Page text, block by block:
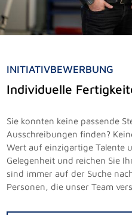
INITIATIVBEWERBUNG
Individuelle
Sie konnten keine passende
Ausschreibungen finden?
Wert auf einzigartige Talente
Gelegenheit und reichen Sie
sind immer auf der Suche
Personen, die unser Team